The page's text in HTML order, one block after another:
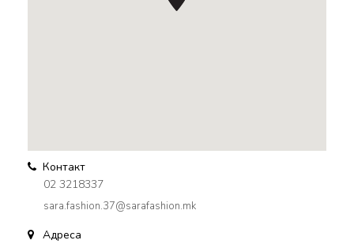
Контакт
02 3218337
sara.fashion.37@sarafashion.mk
Адреса